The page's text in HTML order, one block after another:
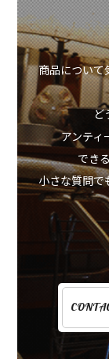
商品について
ど
アンティ
でき
小さな質問で